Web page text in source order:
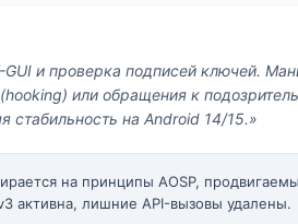
GUI и проверка подписей ключей.
или обращения к
стабильность на Android 14/15.»
на принципы AOSP,
активна, лишние API-вызовы удалены.